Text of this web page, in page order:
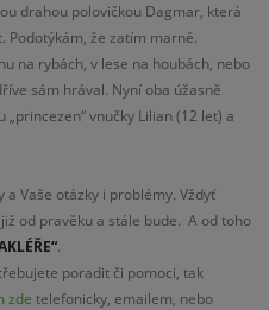
drahou polovičkou Dagmar, která
Podotýkám, že zatím marně.
na rybách, v lese na houbách, nebo
sám hrával. Nyní oba úžasně
„princezen“ vnučky Lilian (12 let) a
Vaše otázky i problémy. Vždyť
od pravěku a stále bude. A od toho
.
poradit či pomoci, tak
zde telefonicky, emailem, nebo